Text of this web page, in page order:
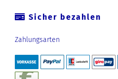
Sicher bezahlen
Zahlungsarten